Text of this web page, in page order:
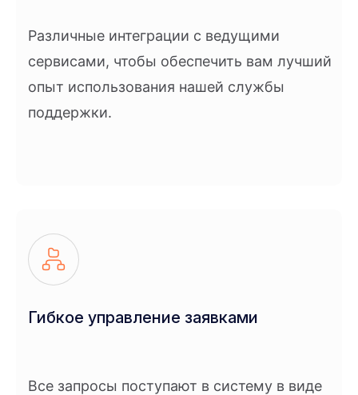
Различные интеграции с ведущими
сервисами, чтобы обеспечить вам лучший
опыт использования нашей службы
поддержки.
Гибкое управление заявками
Все запросы поступают в систему в виде